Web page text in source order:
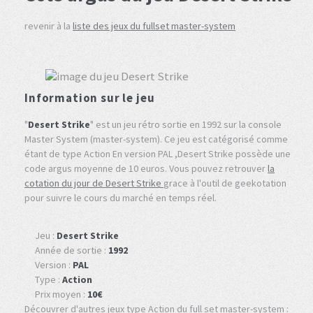
revenir à la liste des jeux du fullset master-system
Information sur le jeu
"Desert Strike" est un jeu rétro sortie en 1992 sur la console
Master System (master-system). Ce jeu est catégorisé comme
étant de type Action En version PAL ,Desert Strike possède une
code argus moyenne de 10 euros. Vous pouvez retrouverla
cotation du jour de Desert Strike grace à l'outil de geekotation
pour suivre le cours du marché en temps réel.
Jeu : Desert Strike
Année de sortie : 1992
Version : PAL
Type : Action
Prix moyen : 10€
Découvrer d'autres jeux type Action du full set master-system :